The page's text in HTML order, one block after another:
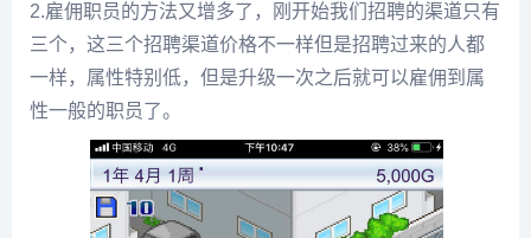
2.雇佣职员的方法又增多了，刚开始我们招聘的渠道只有
三个，这三个招聘渠道价格不一样但是招聘过来的人都
一样，属性特别低，但是升级一次之后就可以雇佣到属
性一般的职员了。